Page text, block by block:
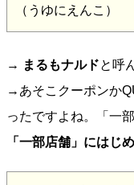
（うゆにえんこ）
→ まるもナルドと呼
→あそこクーポンか
ったですよね。「一
「一部店舗」にはじ